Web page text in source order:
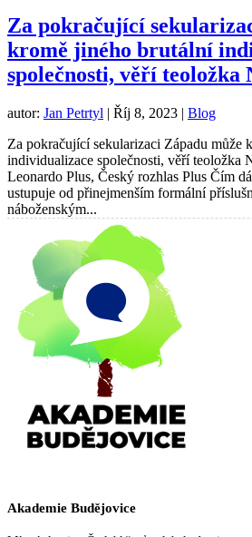
Za pokračující
kromě jiného brutální
společnosti, věří teoložka
autor: Jan Petrtyl | Říj 8, 2023 | Blog
Za pokračující sekularizaci Západu může
individualizace společnosti, věří teoložka
Leonardo Plus, Český rozhlas Plus Čím
ustupuje od přinejmenším formální
náboženským...
Akademie Budějovice